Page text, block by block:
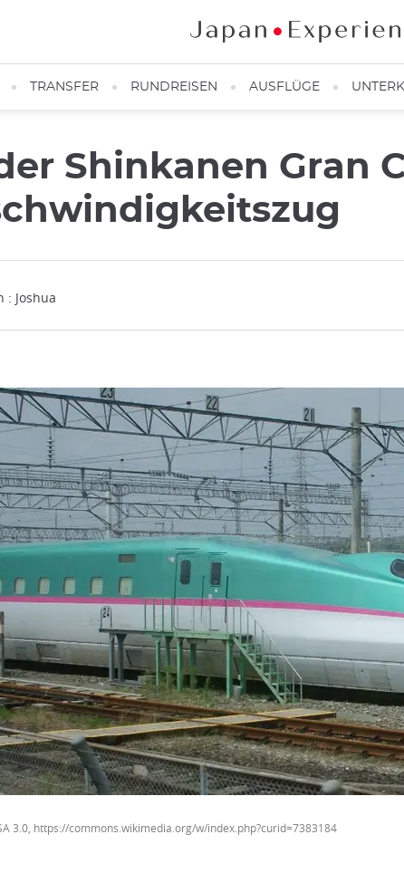
TRANSFER RUNDREISEN AUSFLÜGE
Shinkanen Gran
: Joshua
3.0, https://commons.wikimedia.org/w/index.php?curid=7383184